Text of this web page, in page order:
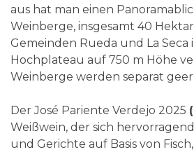
aus hat man einen
Weinberge, insgesamt 40
Gemeinden Rueda und La Seca
Hochplateau auf 750 m Höhe
Weinberge werden separat
Der José Pariente Verdejo 2025
Weißwein, der sich
und Gerichte auf Basis von